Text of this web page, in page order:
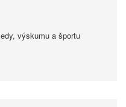
výskumu a športu